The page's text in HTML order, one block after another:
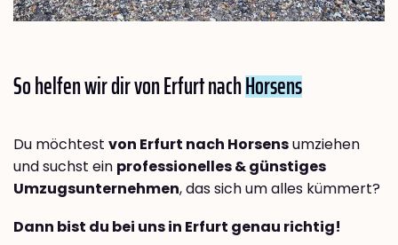
So helfen wir dir von Erfurt nachHorsens
Du möchtest von Erfurt nach Horsensumziehen
und suchst ein professionelles & günstiges
Umzugsunternehmen, das sich um alles kümmert?
Dann bist du bei uns in Erfurt genau richtig!